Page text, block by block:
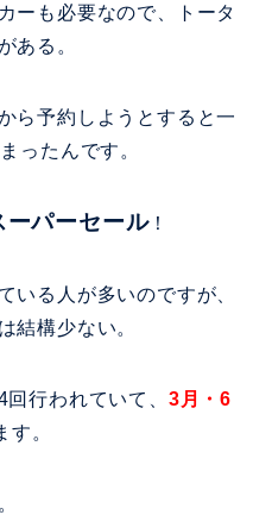
ーも必要なので、トータ
ある。
ら予約しようとすると一
ったんです。
ーパーセール！
いる人が多いのですが、
結構少ない。
行われていて、 3月・6
す。